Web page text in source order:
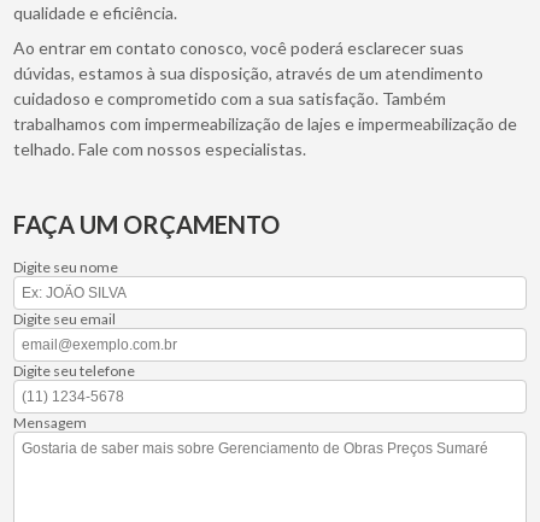
qualidade e eficiência.
Ao entrar em contato conosco, você poderá esclarecer suas
dúvidas, estamos à sua disposição, através de um atendimento
cuidadoso e comprometido com a sua satisfação. Também
trabalhamos com impermeabilização de lajes e impermeabilização de
telhado. Fale com nossos especialistas.
FAÇA UM ORÇAMENTO
Digite seu nome
Digite seu email
Digite seu telefone
Mensagem